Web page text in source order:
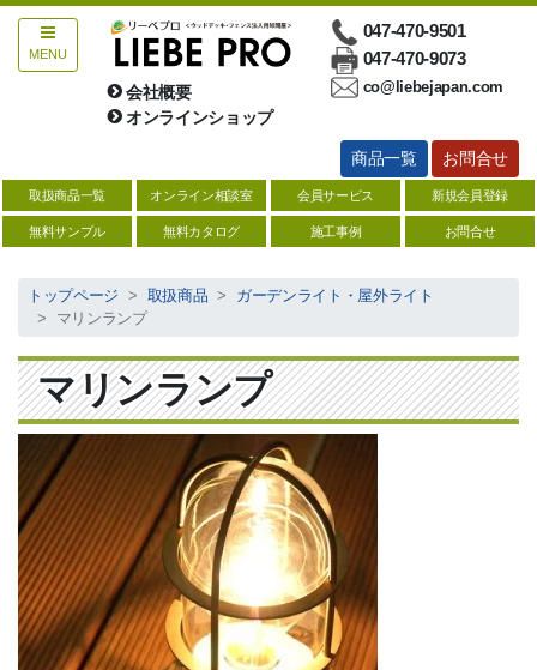
MENU
会社概要
オンラインショップ
047-470-9501
047-470-9073
co@liebejapan.com
商品一覧 お問合せ
取扱商品一覧 オンライン相談室 会員サービス 新規会員登録
無料サンプル 無料カタログ 施工事例 お問合せ
トップページ 取扱商品
ガーデンライト・屋外ライト
マリンランプ
マリンランプ
お問合せ
ハードウッド【サイズ一覧表】
防腐注入材【サイズ一覧】
ソフトウッド【サイズ一覧】
デッキ関連商品
縁台・デッキキット
塗料・防腐剤・メンテナンス用品
人工芝
防草・除草・防根シート
総合フェンス